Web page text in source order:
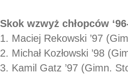
Skok wzwyż chłopców
1. Maciej Rekowski ’97
2. Michał Kozłowski ’98
3. Kamil Gatz ’97 (Gimn.